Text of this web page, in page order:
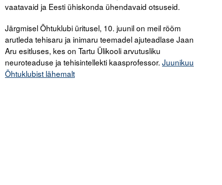
vaatavaid ja Eesti ühiskonda ühendavaid otsuseid.
Järgmisel Õhtuklubi üritusel, 10. juunil on meil rõõm
arutleda tehisaru ja inimaru teemadel ajuteadlase Jaan
Aru esitluses, kes on Tartu Ülikooli arvutusliku
neuroteaduse ja tehisintellekti kaasprofessor. Juunikuu
Õhtuklubist lähemalt